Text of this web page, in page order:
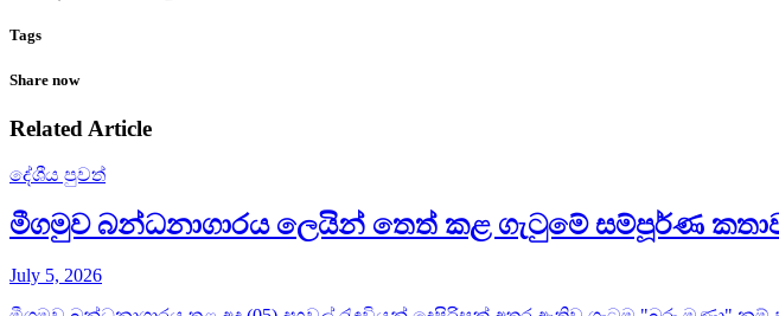
Tags
Share now
Related Article
දේශීය පුවත්
මීගමුව බන්ධනාගාරය ලෙයින් තෙත් කළ ගැටුමේ සම්පූර්ණ
July 5, 2026